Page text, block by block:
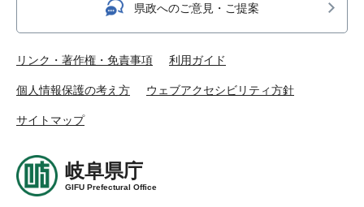
県政へのご意見・ご提案
リンク・著作権・免責事項 利用ガイド
個人情報保護の考え方 ウェブアクセシビリティ方針
サイトマップ
岐阜県庁
GIFU Prefectural Office